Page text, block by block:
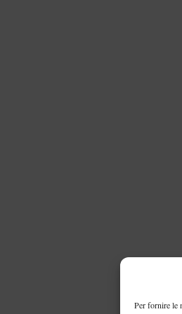
Per fornire le